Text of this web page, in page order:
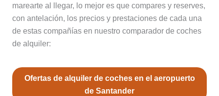
marearte al llegar, lo mejor es que compares y reserves,
con antelación, los precios y prestaciones de cada una
de estas compañías en nuestro comparador de coches
de alquiler:
Ofertas de alquiler de coches en el aeropuerto
de Santander